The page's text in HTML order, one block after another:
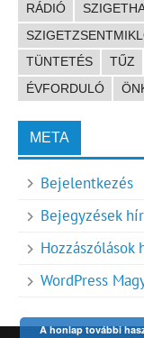
RÁDIÓ
TÜNTETÉS
TŰZ
ÉVFORDULÓ
META
Bejelentkezés
Bejegyzések
Hozzászólások
WordPress
A honlap további